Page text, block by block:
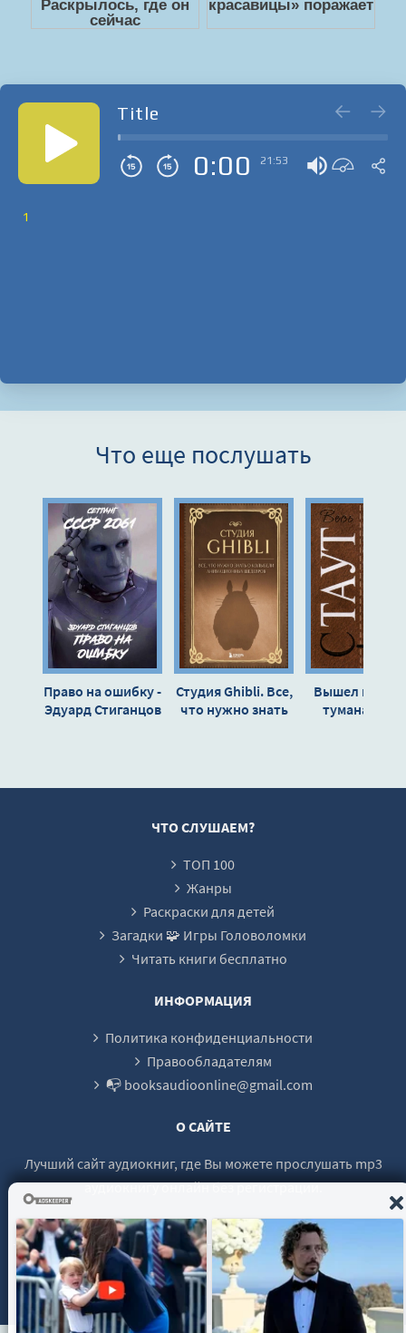
Title
0:00 21:53
1
Что еще послушать
Право на ошибку -
Эдуард Стиганцов
Студия Ghibli. Все,
что нужно знать
Вышел месяц
тумана -
ЧТО СЛУШАЕМ?
ТОП 100
Жанры
Раскраски для детей
Загадки 🧩 Игры Головоломки
Читать книги бесплатно
ИНФОРМАЦИЯ
Политика конфиденциальности
Правообладателям
📭 booksaudioonline@gmail.com
О САЙТЕ
Лучший сайт аудиокниг, где Вы можете прослушать mp3
аудиокнигу онлайн без регистрации.
© 2021 - 2026 booksaudio-online.com Все права защищены.